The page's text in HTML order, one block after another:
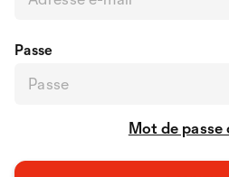
Passe
Mot de passe